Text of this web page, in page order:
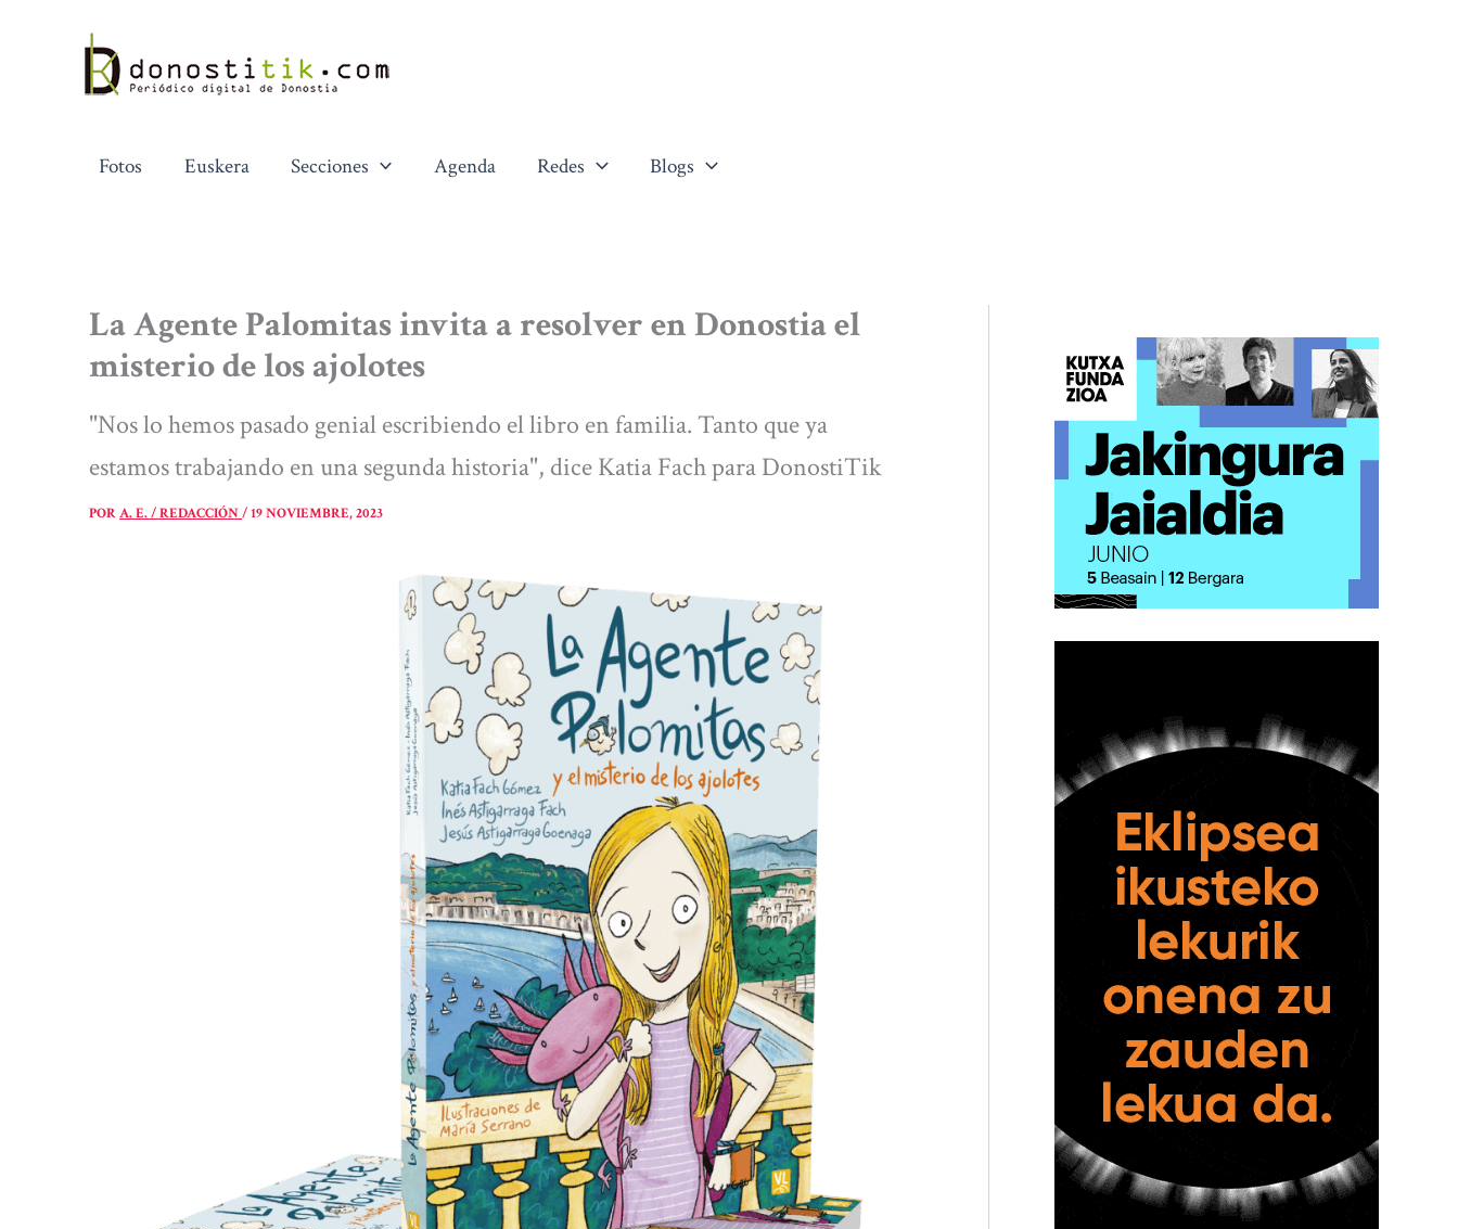
contenido
Fotos Euskera Secciones Agenda Redes Blogs
La Agente Palomitas invita a resolver en Donostia el
misterio de los ajolotes
"Nos lo hemos pasado genial escribiendo el libro en familia. Tanto que ya
estamos trabajando en una segunda historia", dice Katia Fach para DonostiTik
PORA. E. / REDACCIÓN/19 NOVIEMBRE, 2023